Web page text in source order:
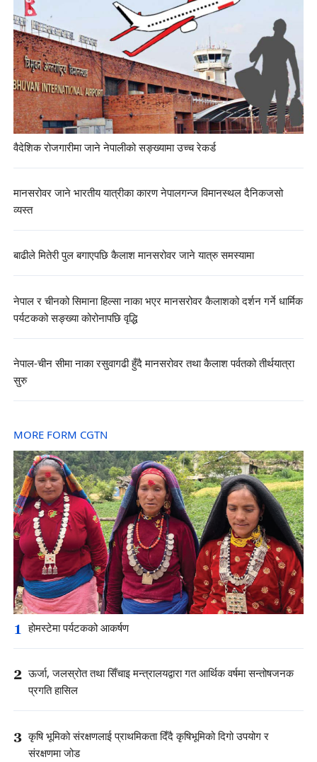
वैदेशिक रोजगारीमा जाने नेपालीको सङ्ख्यामा उच्च रेकर्ड
मानसरोवर जाने भारतीय यात्रीका कारण नेपालगन्ज विमानस्थल दैनिकजसो
व्यस्त
बाढीले मितेरी पुल बगाएपछि कैलाश मानसरोवर जाने यात्रु समस्यामा
नेपाल र चीनको सिमाना हिल्सा नाका भएर मानसरोवर कैलाशको दर्शन गर्ने धार्मिक
पर्यटकको सङ्ख्या कोरोनापछि वृद्धि
नेपाल-चीन सीमा नाका रसुवागढी हुँदै मानसरोवर तथा कैलाश पर्वतको तीर्थयात्रा
सुरु
MORE FORM CGTN
1 होमस्टेमा पर्यटकको आकर्षण
2 ऊर्जा, जलस्रोत तथा सिँचाइ मन्त्रालयद्वारा गत आर्थिक वर्षमा सन्तोषजनक
प्रगति हासिल
3 कृषि भूमिको संरक्षणलाई प्राथमिकता दिँदै कृषिभूमिको दिगो उपयोग र
संरक्षणमा जोड